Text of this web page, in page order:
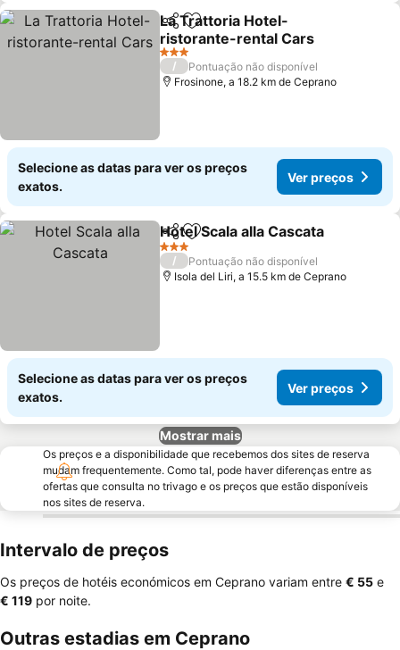
PartilharAdicionar aos favoritos
La Trattoria Hotel-
ristorante-rental Cars
Ver preços
3 Estrelas
/
Pontuação não disponível
Frosinone, a 18.2 km de Ceprano
Selecione as datas para ver os preços
exatos.
Ver preços
PartilharAdicionar aos favoritos
Hotel Scala alla Cascata
3 Estrelas
/
Pontuação não disponível
Isola del Liri, a 15.5 km de Ceprano
Selecione as datas para ver os preços
exatos.
Ver preços
Mostrar mais
Os preços e a disponibilidade que recebemos dos sites de reserva
mudam frequentemente. Como tal, pode haver diferenças entre as
ofertas que consulta no trivago e os preços que estão disponíveis
nos sites de reserva.
Intervalo de preços
Os preços de hotéis económicos em Ceprano variam entre ‎€ 55 e
‎€ 119 por noite.
Outras estadias em Ceprano